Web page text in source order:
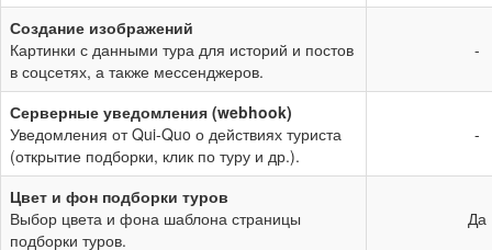
Создание изображений
Картинки с данными тура для историй и постов
в соцсетях, а также мессенджеров.
-
Серверные уведомления (webhook)
Уведомления от Qui-Quo о действиях туриста
(открытие подборки, клик по туру и др.).
-
Цвет и фон подборки туров
Выбор цвета и фона шаблона страницы
подборки туров.
Да